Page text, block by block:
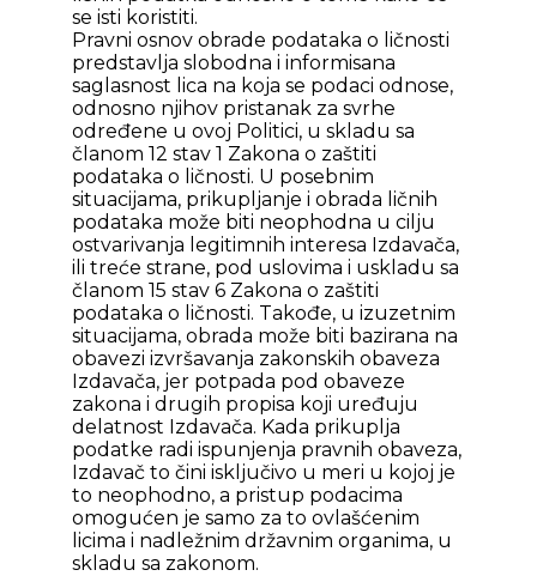
se isti koristiti.
Pravni osnov obrade podataka o ličnosti
predstavlja slobodna i informisana
saglasnost lica na koja se podaci odnose,
odnosno njihov pristanak za svrhe
određene u ovoj Politici, u skladu sa
članom 12 stav 1 Zakona o zaštiti
podataka o ličnosti. U posebnim
situacijama, prikupljanje i obrada ličnih
podataka može biti neophodna u cilju
ostvarivanja legitimnih interesa Izdavača,
ili treće strane, pod uslovima i uskladu sa
članom 15 stav 6 Zakona o zaštiti
podataka o ličnosti. Takođe, u izuzetnim
situacijama, obrada može biti bazirana na
obavezi izvršavanja zakonskih obaveza
Izdavača, jer potpada pod obaveze
zakona i drugih propisa koji uređuju
delatnost Izdavača. Kada prikuplja
podatke radi ispunjenja pravnih obaveza,
Izdavač to čini isključivo u meri u kojoj je
to neophodno, a pristup podacima
omogućen je samo za to ovlašćenim
licima i nadležnim državnim organima, u
skladu sa zakonom.